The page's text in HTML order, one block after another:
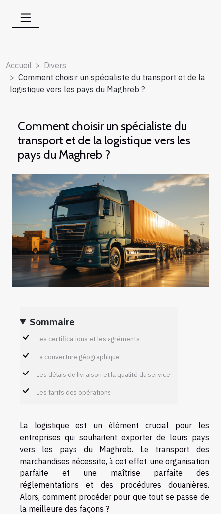
Accueil
Divers
Comment choisir un spécialiste du transport et de la
logistique vers les pays du Maghreb ?
Comment choisir un spécialiste du
transport et de la logistique vers les
pays du Maghreb ?
Sommaire
Les certifications et les agréments
La couverture géographique
Les délais de livraison et la qualité du service
Les tarifs des opérations
La logistique est un élément crucial pour les
entreprises qui souhaitent exporter de leurs pays
vers les pays du Maghreb. Le transport des
marchandises nécessite, à cet effet, une organisation
parfaite et une maîtrise parfaite des
réglementations et des procédures douanières.
Alors, comment procéder pour que tout se passe de
la meilleure des façons ?